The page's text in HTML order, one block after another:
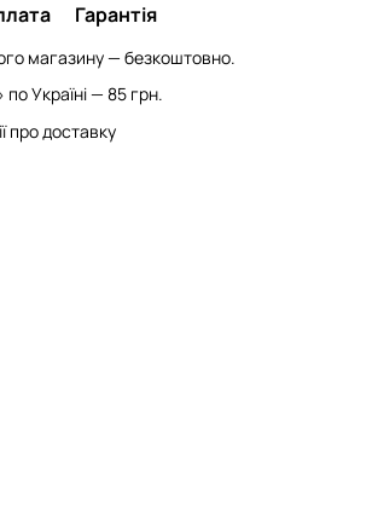
Гарантія
магазину — безкоштовно.
Україні — 85 грн.
про доставку